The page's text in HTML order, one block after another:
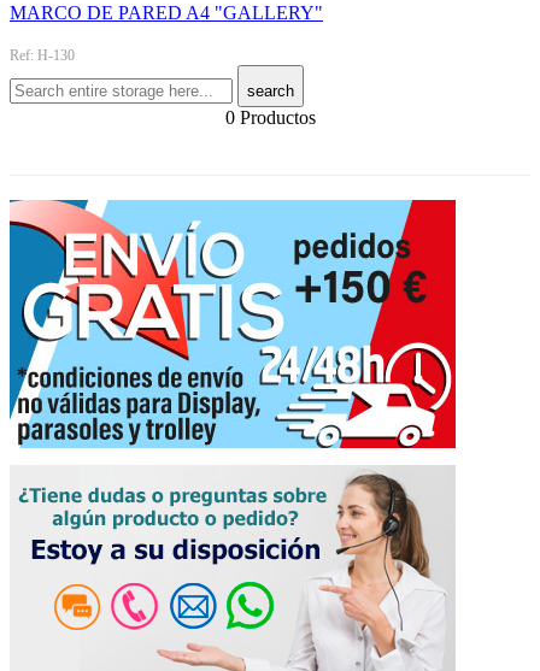
MARCO DE PARED A4 "GALLERY"
Ref: H-130
search
0 Productos